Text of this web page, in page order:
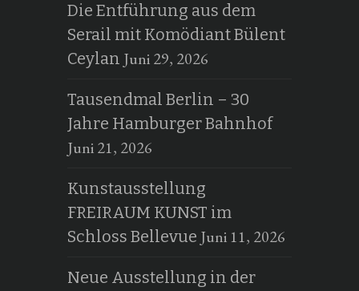
Die Entführung aus dem
Serail mit Komödiant Bülent
Ceylan Juni 29, 2026
Tausendmal Berlin – 30
Jahre Hamburger Bahnhof
Juni 21, 2026
Kunstausstellung
FREIRAUM KUNST im
Schloss Bellevue Juni 11, 2026
Neue Ausstellung in der